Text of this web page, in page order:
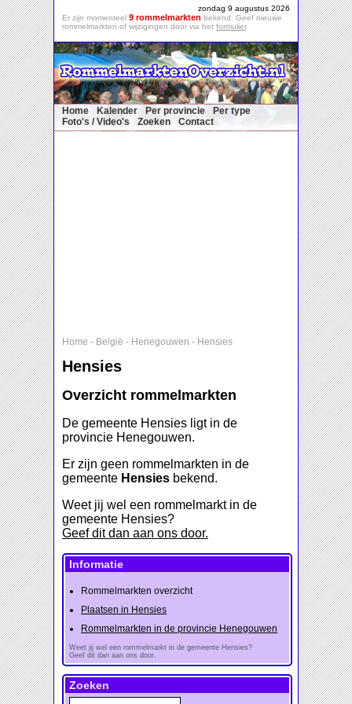
zondag 9 augustus 2026
Er zijn momenteel 9 rommelmarkten bekend. Geef nieuwe
rommelmarkten of wijzigingen door via het formulier.
Home Kalender Per provincie
Per type
Foto's / Video's
Zoeken Contact
Home - België - Henegouwen - Hensies
Hensies
Overzicht rommelmarkten
De gemeente Hensies ligt in de
provincie Henegouwen.
Er zijn geen rommelmarkten in de
gemeente Hensies bekend.
Weet jij wel een rommelmarkt in de
gemeente Hensies?
Geef dit dan aan ons door.
Informatie
Rommelmarkten overzicht
Plaatsen in Hensies
Rommelmarkten in de provincie Henegouwen
Weet jij wel een rommelmarkt in de gemeente Hensies?
Geef dit dan aan ons door.
Zoeken